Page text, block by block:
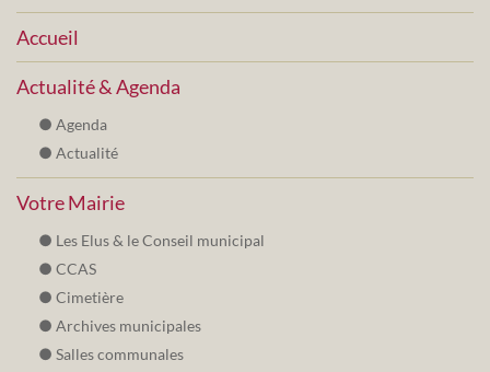
Accueil
Actualité & Agenda
Agenda
Actualité
Votre Mairie
Les Elus & le Conseil municipal
CCAS
Cimetière
Archives municipales
Salles communales